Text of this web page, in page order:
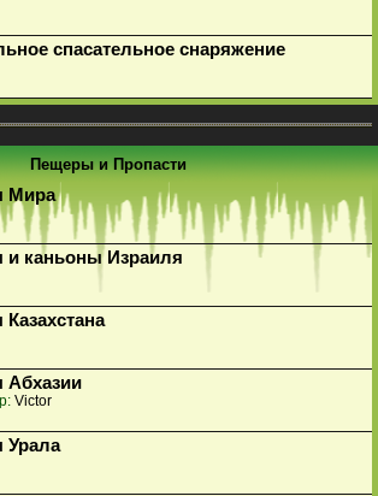
спасательное снаряжение
Пещеры и Пропасти
Мира
и каньоны Израиля
Абхазии
Victor
Урала